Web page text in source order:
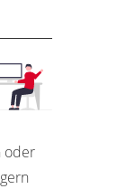
oder